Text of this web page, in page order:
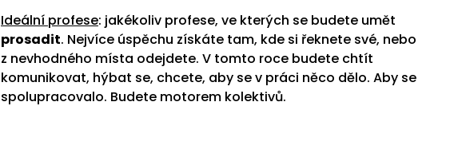
Ideální profese: jakékoliv profese, ve kterých se budete umět
prosadit. Nejvíce úspěchu získáte tam, kde si řeknete své, nebo
z nevhodného místa odejdete. V tomto roce budete chtít
komunikovat, hýbat se, chcete, aby se v práci něco dělo. Aby se
spolupracovalo. Budete motorem kolektivů.